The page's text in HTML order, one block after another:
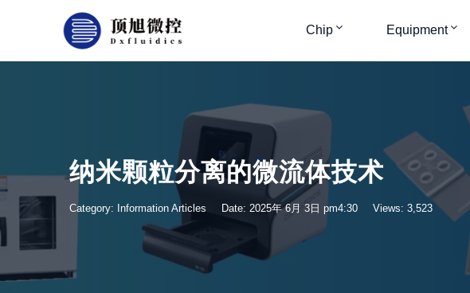
Chip Equipment
纳米颗粒分离的微流体技术
Category: Information Articles Date: 2025年 6月 3日 pm4:30 Views: 3,523